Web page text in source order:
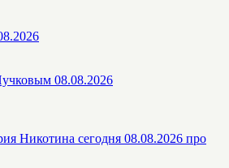
08.08.2026
Никотина сегодня 08.08.2026 про